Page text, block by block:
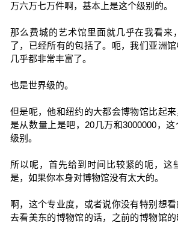
万六万七万件啊，基本上是这个级别的。
那么费城的艺术馆里面就几乎在我看来
了，已经所有的包括了。呃，我们亚洲
几乎都非常丰富了。
也是世界级的。
但是呢，他和纽约的大都会博物馆比起
是从数量上是吧，20几万和3000000，
级别。
所以呢，首先给到时间比较紧的呃，这
是，如果你本身对博物馆没有太大的。
啊，这个专业度，或者说你没有特别想
去看美东的博物馆的话，之前的博物馆